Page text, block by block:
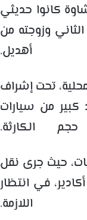
كانوا حديثي
الثاني وزوجته من
تحت إشراف
كبير من سيارات
الكارثة.
حيث جرى نقل
في انتظار